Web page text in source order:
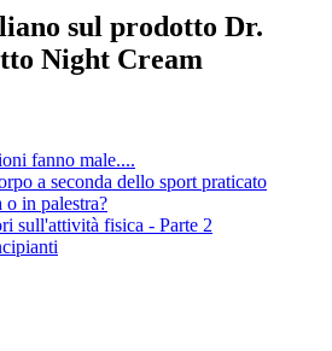
sul prodotto Dr.
Night Cream
fanno male....
a seconda dello sport praticato
o in palestra?
sull'attività fisica - Parte 2